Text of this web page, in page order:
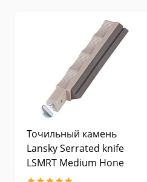
Точильный камень
Lansky Serrated knife
LSMRT Medium Hone
(280grit)